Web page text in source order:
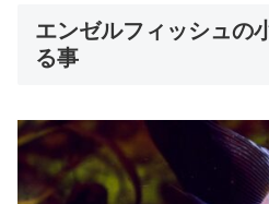
エンゼルフィッシュの
る事